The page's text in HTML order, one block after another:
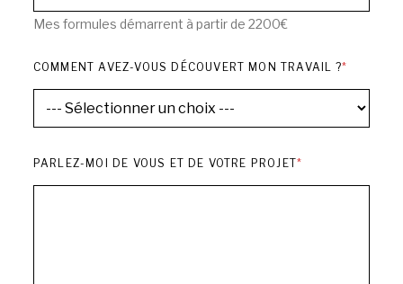
Mes formules démarrent à partir de 2200€
COMMENT AVEZ-VOUS DÉCOUVERT MON TRAVAIL ?*
PARLEZ-MOI DE VOUS ET DE VOTRE PROJET*